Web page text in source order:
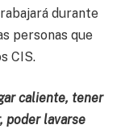
durante
personas que
CIS.
caliente, tener
poder lavarse